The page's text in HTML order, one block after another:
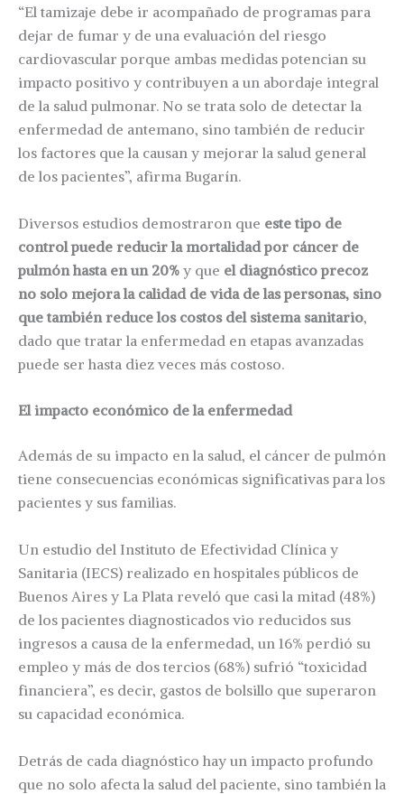
“El tamizaje debe ir acompañado de programas para
dejar de fumar y de una evaluación del riesgo
cardiovascular porque ambas medidas potencian su
impacto positivo y contribuyen a un abordaje integral
de la salud pulmonar. No se trata solo de detectar la
enfermedad de antemano, sino también de reducir
los factores que la causan y mejorar la salud general
de los pacientes”, afirma Bugarín.
Diversos estudios demostraron que este tipo de
control puede reducir la mortalidad por cáncer de
pulmón hasta en un 20% y que el diagnóstico precoz
no solo mejora la calidad de vida de las personas, sino
que también reduce los costos del sistema sanitario,
dado que tratar la enfermedad en etapas avanzadas
puede ser hasta diez veces más costoso.
El impacto económico de la enfermedad
Además de su impacto en la salud, el cáncer de pulmón
tiene consecuencias económicas significativas para los
pacientes y sus familias.
Un estudio del Instituto de Efectividad Clínica y
Sanitaria (IECS) realizado en hospitales públicos de
Buenos Aires y La Plata reveló que casi la mitad (48%)
de los pacientes diagnosticados vio reducidos sus
ingresos a causa de la enfermedad, un 16% perdió su
empleo y más de dos tercios (68%) sufrió “toxicidad
financiera”, es decir, gastos de bolsillo que superaron
su capacidad económica.
Detrás de cada diagnóstico hay un impacto profundo
que no solo afecta la salud del paciente, sino también la